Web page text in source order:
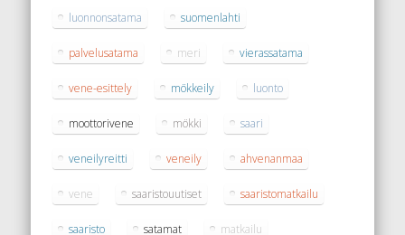
luonnonsatama suomenlahti
palvelusatama meri vierassatama
vene-esittely mökkeily luonto
moottorivene mökki saari
veneilyreitti veneily ahvenanmaa
vene saaristouutiset saaristomatkailu
saaristo satamat matkailu